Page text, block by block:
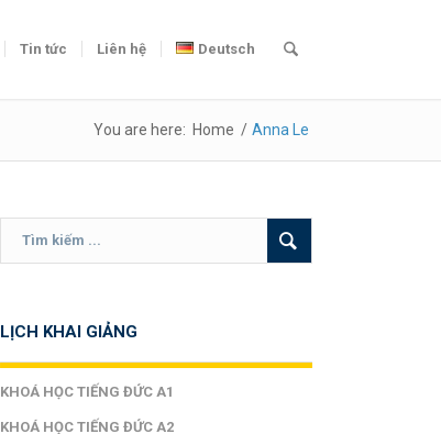
Tin tức Liên hệ Deutsch
You are here: Home / Anna Le
LỊCH KHAI GIẢNG
KHOÁ HỌC TIẾNG ĐỨC A1
KHOÁ HỌC TIẾNG ĐỨC A2